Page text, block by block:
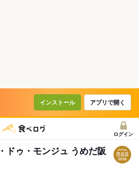
インストール アプリで開く
ログイン
ドゥ・モンジュ うめだ阪